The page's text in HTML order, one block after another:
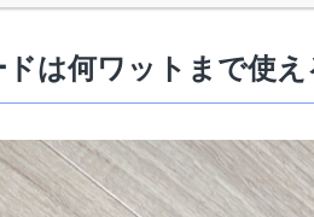
ドは何ワットまで使え